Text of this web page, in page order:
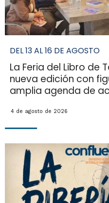
DEL 13 AL 16 DE AGOSTO
La Feria del Libro de
nueva edición con
amplia agenda de
4 de agosto de 2026